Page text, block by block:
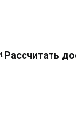
Рассчитать